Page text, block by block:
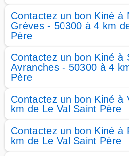
Contactez un bon Kiné à
Grèves - 50300 à 4 km
Père
Contactez un bon Kiné à
Avranches - 50300 à 4
Père
Contactez un bon Kiné à
km de Le Val Saint Père
Contactez un bon Kiné à
km de Le Val Saint Père